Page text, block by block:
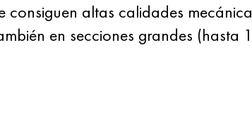
altas calidades
en secciones grandes (hasta